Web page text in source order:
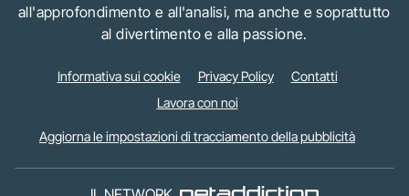
all'approfondimento e all'analisi, ma anche e soprattutto
al divertimento e alla passione.
Informativa sui cookie Privacy Policy
Contatti
Lavora con noi
Aggiorna le impostazioni di tracciamento della pubblicità